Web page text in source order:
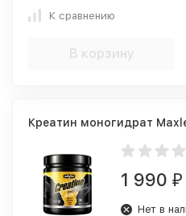
К сравнению
В корзину
Креатин моногидрат
1 990 ₽
Нет в